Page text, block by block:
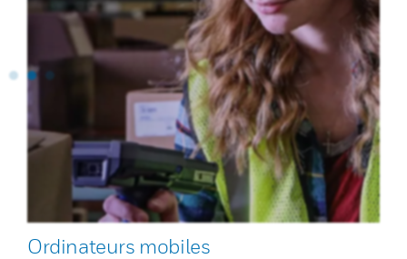
Ordinateurs mobiles